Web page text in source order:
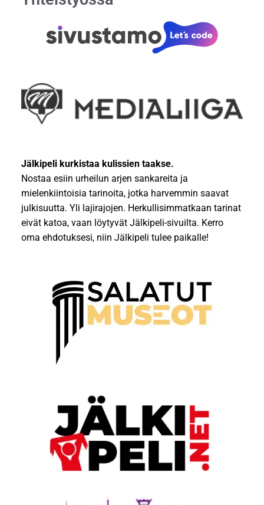
Jälkipeli kurkistaa kulissien taakse.
Nostaa esiin urheilun arjen sankareita ja
mielenkiintoisia tarinoita, jotka harvemmin saavat
julkisuutta. Yli lajirajojen. Herkullisimmatkaan tarinat
eivät katoa, vaan löytyvät Jälkipeli-sivuilta. Kerro
oma ehdotuksesi, niin Jälkipeli tulee paikalle!